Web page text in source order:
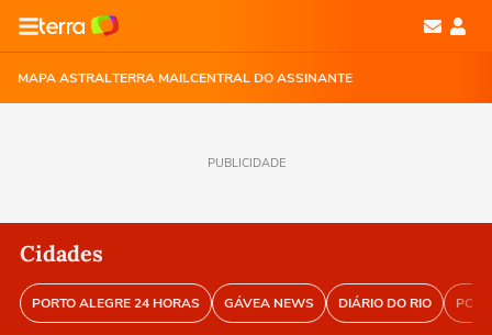
MAPA ASTRALTERRA MAILCENTRAL DO ASSINANTE
PUBLICIDADE
Cidades
PORTO ALEGRE 24 HORAS GÁVEA NEWS DIÁRIO DO RIO